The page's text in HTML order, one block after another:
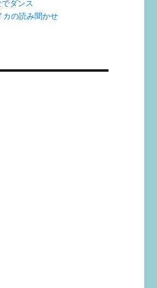
ダンス
カの読み聞かせ